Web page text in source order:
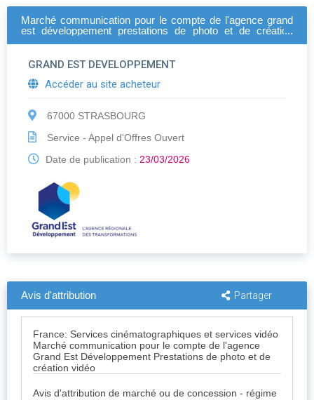
Marché communication pour le compte de l'agence grand
est développement prestations de photo et de création
GRAND EST DEVELOPPEMENT
Accéder au site acheteur
67000 STRASBOURG
Service - Appel d'Offres Ouvert
Date de publication : 23/03/2026
Avis d'attribution Partager
France: Services cinématographiques et services vidéo
Marché communication pour le compte de l'agence
Grand Est Développement Prestations de photo et de
création vidéo
Avis d'attribution de marché ou de concession - régime